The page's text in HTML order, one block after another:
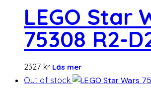
LEGO Star
75308 R2-
2327 kr Läs mer
Out of stock